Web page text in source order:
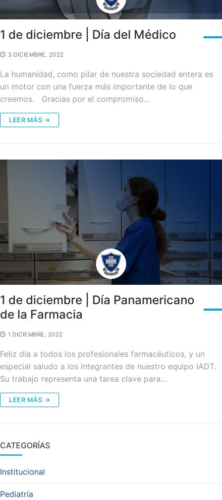
1 de diciembre | Día del Médico
3 DICIEMBRE, 2022
La humanidad, como pilar de nuestra sociedad entera es
un motor con una fuerza más importante de lo que
creemos. Gracias por el compromiso…
LEER MÁS →
1 de diciembre | Día Panamericano
de la Farmacia
1 DICIEMBRE, 2022
Feliz día a todos los profesionales farmacéuticos, y un
especial saludo a los integrantes de nuestro equipo IADT.
Su trabajo representa una tarea clave para…
LEER MÁS →
CATEGORÍAS
Institucional
Pediatría